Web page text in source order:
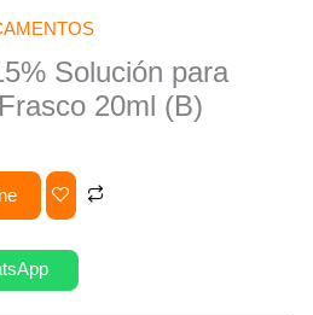
Solución para
20ml (B)